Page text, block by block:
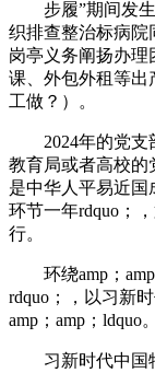
步履”期间发生
织排查整治标病院
岗亭义务阐扬办理
课、外包外租等出
工做？）。
2024年的党支
教育局或者高校的
是中华人平易近国
环节一年rdquo；
行。
环绕amp；amp
rdquo；，以习新
amp；amp；ldquo。
习新时代中国特